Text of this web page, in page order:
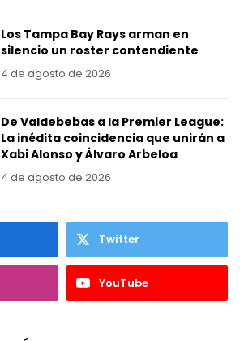
Los Tampa Bay Rays arman en
silencio un roster contendiente
4 de agosto de 2026
De Valdebebas a la Premier League:
La inédita coincidencia que unirán a
Xabi Alonso y Álvaro Arbeloa
4 de agosto de 2026
Twitter
YouTube